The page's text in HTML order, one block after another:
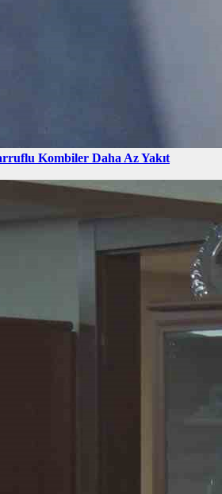
Kombiler Daha Az Yakıt